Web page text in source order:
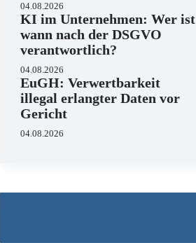
04.08.2026
KI im Unternehmen: Wer ist
wann nach der DSGVO
verantwortlich?
04.08.2026
EuGH: Verwertbarkeit
illegal erlangter Daten vor
Gericht
04.08.2026